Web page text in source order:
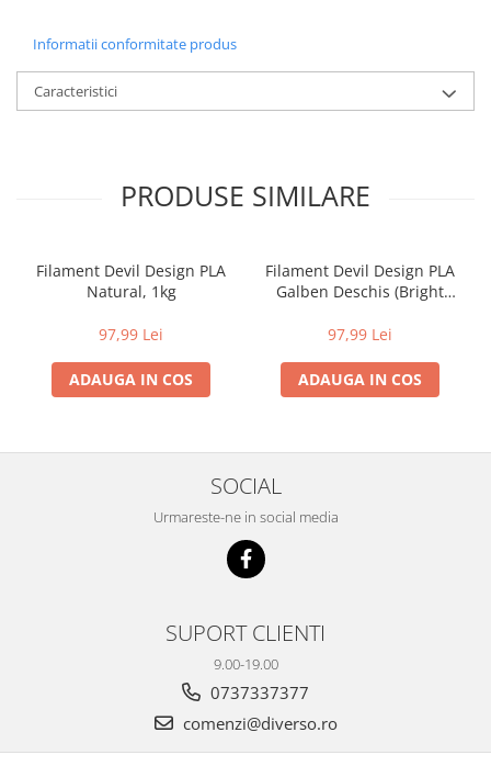
Informatii conformitate produs
Caracteristici
PRODUSE SIMILARE
Filament Devil Design PLA
Natural, 1kg
97,99 Lei
ADAUGA IN COS
Filament Devil Design PLA
Galben Deschis (Bright
97,99 Lei
ADAUGA IN COS
SOCIAL
Urmareste-ne in social media
SUPORT CLIENTI
9.00-19.00
0737337377
comenzi@diverso.ro